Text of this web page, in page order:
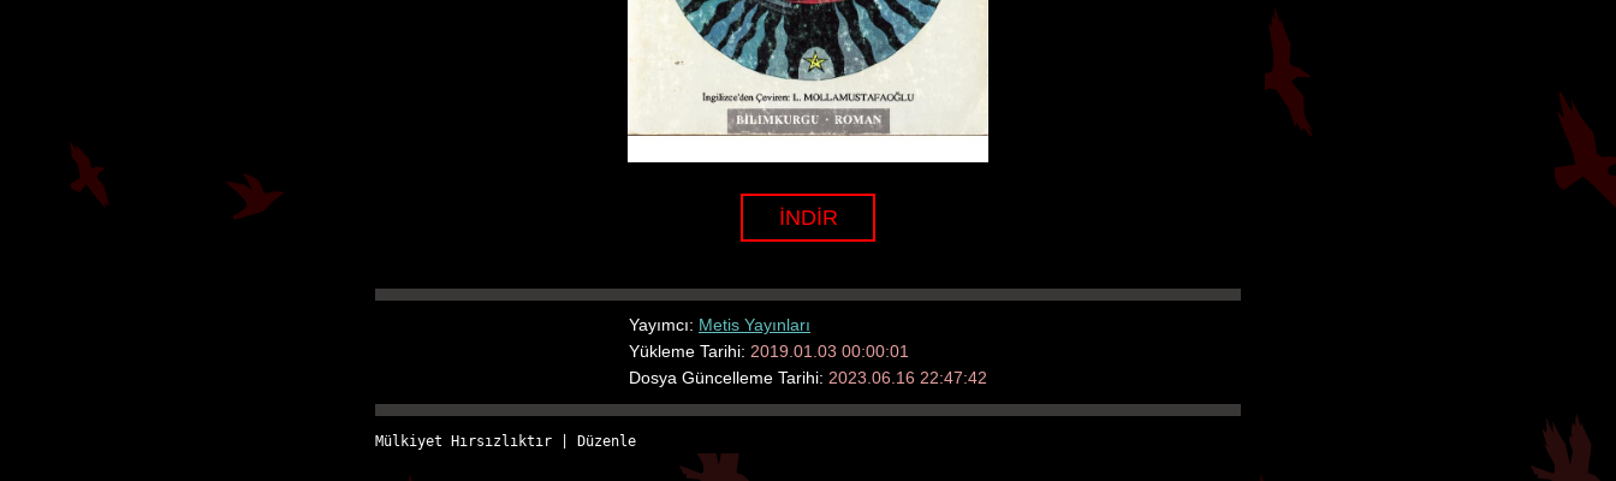
İNDİR
Yayımcı: Metis Yayınları
Yükleme Tarihi: 2019.01.03 00:00:01
Dosya Güncelleme Tarihi: 2023.06.16 22:47:42
Mülkiyet Hırsızlıktır Düzenle